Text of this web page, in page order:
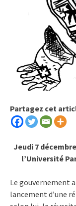
Partagez cet
Jeudi 7
l’Université
Le gouvernement
lancement d’une